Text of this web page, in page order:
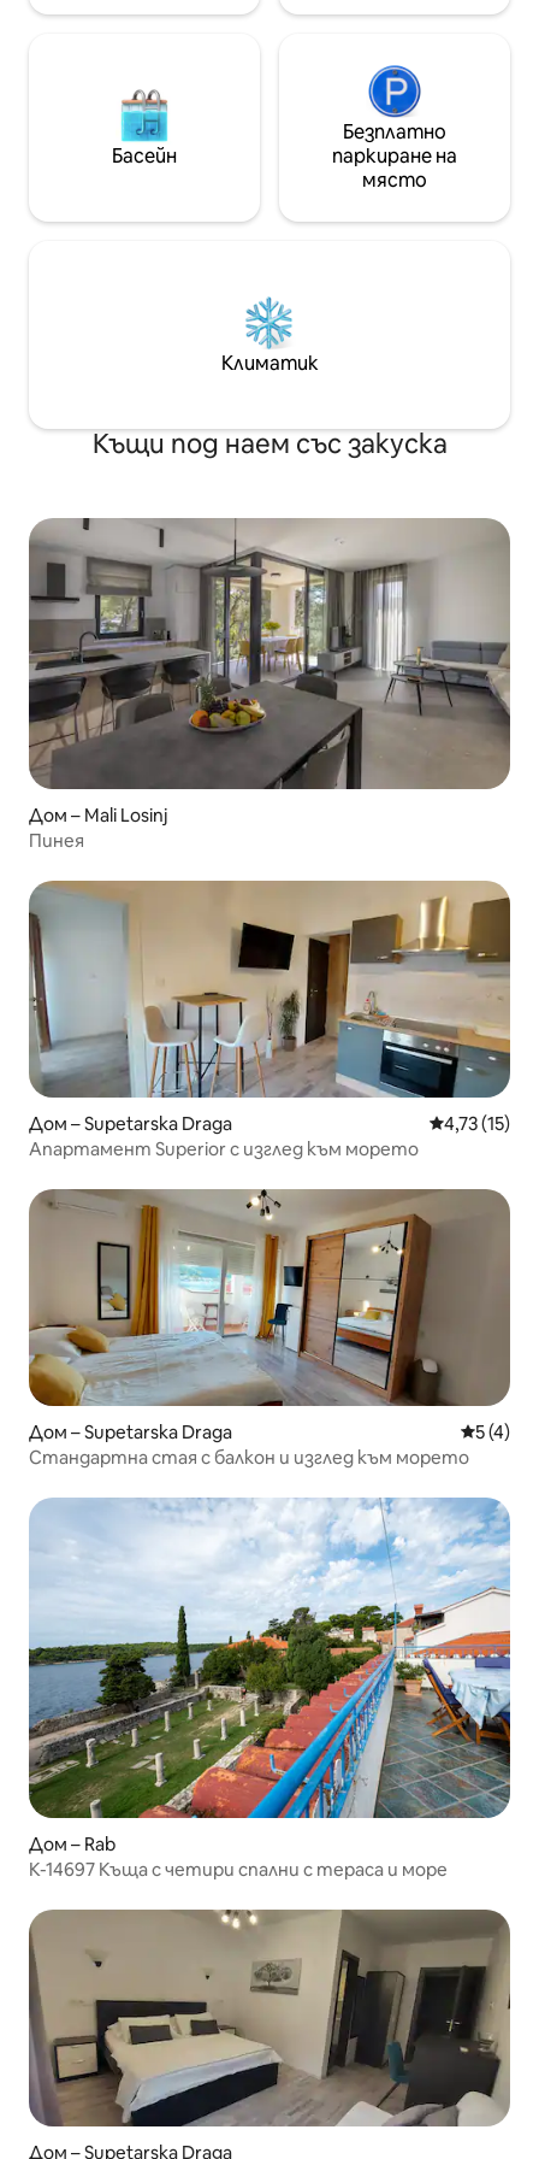
Басейн
Безплатно
паркиране на
място
Климатик
Къщи под наем със закуска
Дом – Mali Losinj
Пинея
Дом – Supetarska Draga Средна
4,73 (15)
Апартамент Superior с изглед към морето
Дом – Supetarska Draga Средна
5 (4)
Стандартна стая с балкон и изглед към морето
Дом – Rab
K-14697 Къща с четири спални с тераса и море
Дом – Supetarska Draga